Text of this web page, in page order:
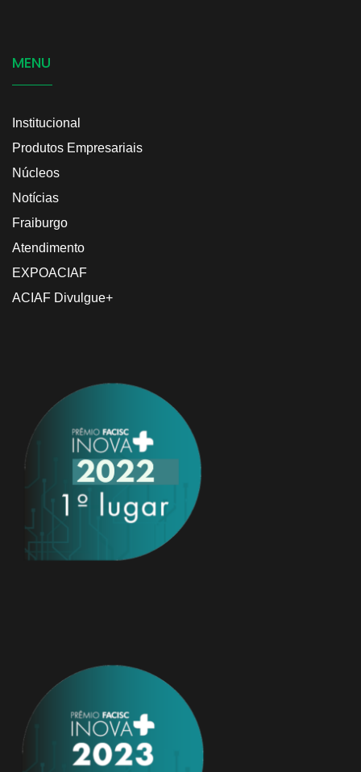
MENU
Institucional
Produtos Empresariais
Núcleos
Notícias
Fraiburgo
Atendimento
EXPOACIAF
ACIAF Divulgue+